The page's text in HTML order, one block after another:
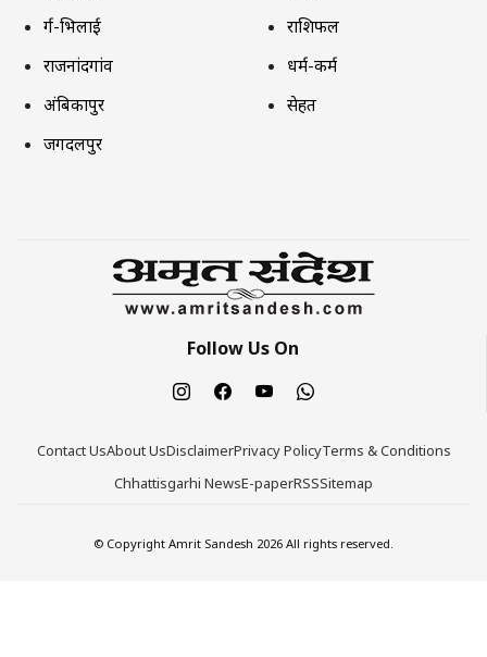
दुर्ग-भिलाई
राजनांदगांव
अंबिकापुर
जगदलपुर
राशिफल
धर्म-कर्म
सेहत
Follow Us On
Contact UsAbout UsDisclaimerPrivacy PolicyTerms & Conditions
Chhattisgarhi NewsE-paperRSSSitemap
© Copyright Amrit Sandesh 2026 All rights reserved.